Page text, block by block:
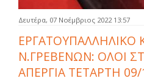
Δευτέρα, 07 Νοέμβριος 2022 13:57
ΕΡΓΑΤΟΥΠΑΛΛΗΛΙΚΟ
Ν.ΓΡΕΒΕΝΩΝ: ΟΛΟΙ
ΑΠΕΡΓΙΑ ΤΕΤΑΡΤΗ